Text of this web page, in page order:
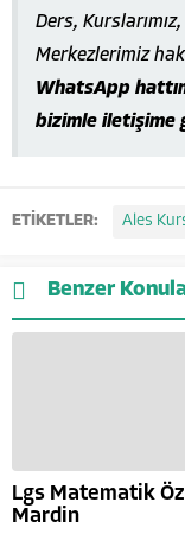
Ders,
Merkezlerimiz
WhatsApp
bizimle iletişime
ETİKETLER: Ales
Benzer
Lgs Matematik
Mardin